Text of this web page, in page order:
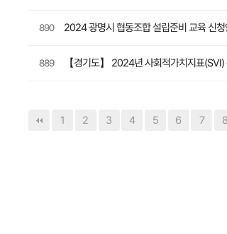
890 2024 광명시 협동조합 설립준비 교육 신청
889 【경기도】 2024년 사회적가치지표
1 2 3 4 5 6 7 8